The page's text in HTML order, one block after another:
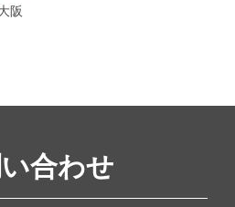
阪
合わせ